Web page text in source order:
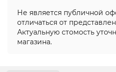
Не является публичной
отличаться от
Актуальную стомость
магазина.